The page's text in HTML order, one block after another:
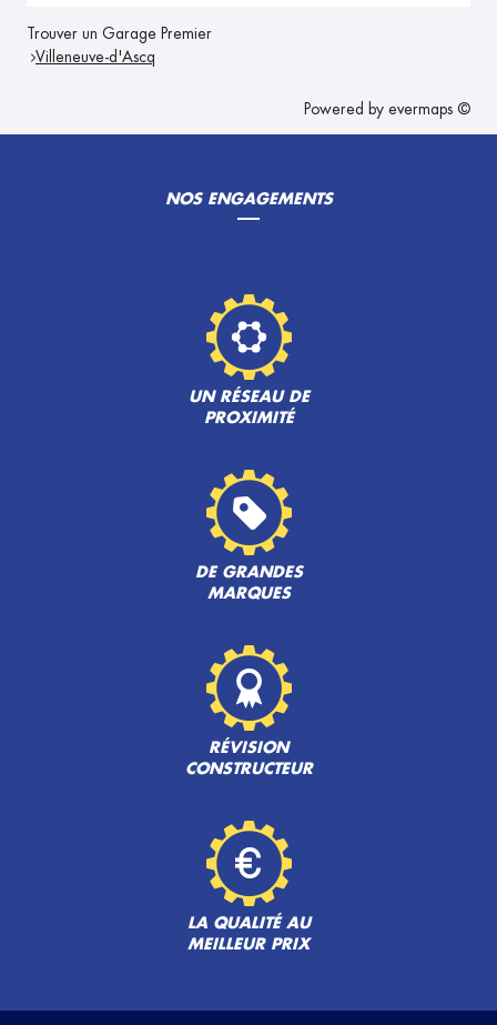
Trouver un Garage Premier
Villeneuve-d'Ascq
Powered by evermaps ©
NOS ENGAGEMENTS
UN RÉSEAU DE
PROXIMITÉ
DE GRANDES
MARQUES
RÉVISION
CONSTRUCTEUR
LA QUALITÉ AU
MEILLEUR PRIX